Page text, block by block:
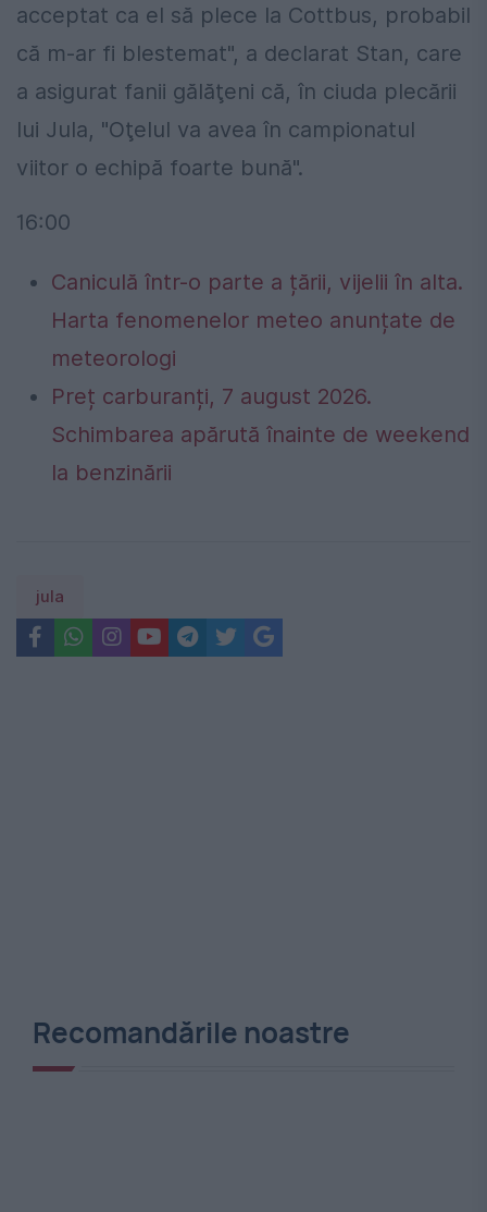
acceptat ca el să plece la Cottbus, probabil
că m-ar fi blestemat", a declarat Stan, care
a asigurat fanii gălăţeni că, în ciuda plecării
lui Jula, "Oţelul va avea în campionatul
viitor o echipă foarte bună".
16:00
Caniculă într-o parte a țării, vijelii în alta.
Harta fenomenelor meteo anunțate de
meteorologi
Preț carburanți, 7 august 2026.
Schimbarea apărută înainte de weekend
la benzinării
jula
Recomandările noastre